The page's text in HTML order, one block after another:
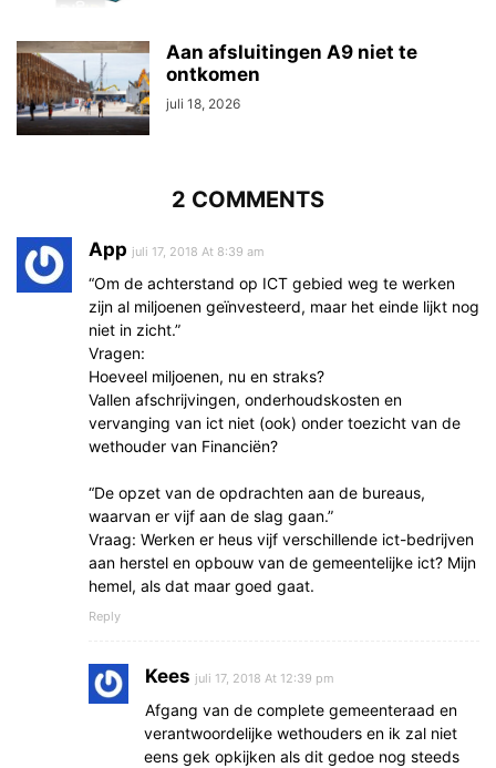
Aan afsluitingen A9 niet te
ontkomen
juli 18, 2026
2 COMMENTS
App juli 17, 2018 At 8:39 am
“Om de achterstand op ICT gebied weg te werken
zijn al miljoenen geïnvesteerd, maar het einde lijkt nog
niet in zicht.”
Vragen:
Hoeveel miljoenen, nu en straks?
Vallen afschrijvingen, onderhoudskosten en
vervanging van ict niet (ook) onder toezicht van de
wethouder van Financiën?
“De opzet van de opdrachten aan de bureaus,
waarvan er vijf aan de slag gaan.”
Vraag: Werken er heus vijf verschillende ict-bedrijven
aan herstel en opbouw van de gemeentelijke ict? Mijn
hemel, als dat maar goed gaat.
Reply
Kees juli 17, 2018 At 12:39 pm
Afgang van de complete gemeenteraad en
verantwoordelijke wethouders en ik zal niet
eens gek opkijken als dit gedoe nog steeds